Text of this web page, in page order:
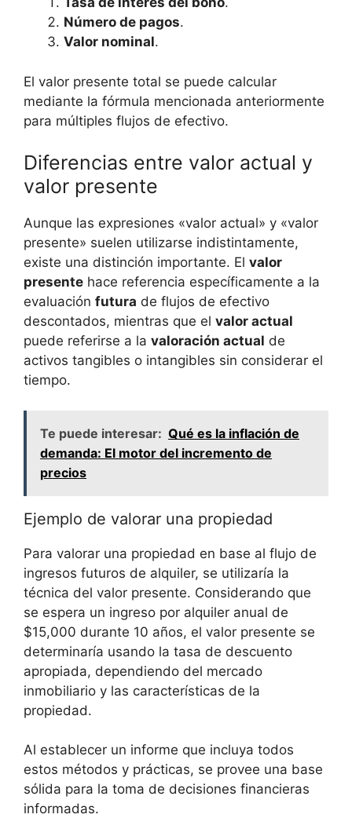
Número de pagos.
Valor nominal.
El valor presente total se puede‍ calcular
mediante la fórmula mencionada ⁢anteriormente
para múltiples flujos de⁤ efectivo.
Diferencias entre valor actual y
valor presente
Aunque las expresiones «valor actual»​ y «valor⁢
presente»⁣ suelen utilizarse indistintamente,
existe una ​distinción importante. El valor
⁣presente hace referencia específicamente a la
evaluación futura de flujos ⁣de⁤ efectivo
descontados, mientras que el valor actual
puede referirse​ a la valoración actual de
activos⁢ tangibles o intangibles sin considerar el
tiempo.
Te puede interesar: Qué es la inflación de
demanda: El motor del incremento de
precios
Ejemplo de valorar una propiedad
Para valorar⁢ una propiedad en base al flujo de
ingresos futuros⁣ de alquiler, se utilizaría la
técnica​ del valor presente. Considerando que
se espera un ingreso por alquiler anual de
‌$15,000 durante ‍10 ⁤años, el valor presente se‍
determinaría usando la tasa de descuento
apropiada, dependiendo del⁢ mercado
inmobiliario y las características de la
⁤propiedad.
Al establecer un informe que incluya‍ todos
estos métodos y prácticas, se provee una base
sólida‌ para la toma⁣ de decisiones ⁢financieras
informadas.